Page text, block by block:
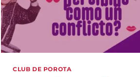
CLUB DE POROTA